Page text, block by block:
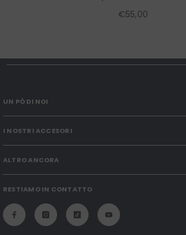
€55,00
UN PÒ DI NOI
I NOSTRI ACCESORI
ALTRO ANCORA
RESTIAMO IN CONTATTO